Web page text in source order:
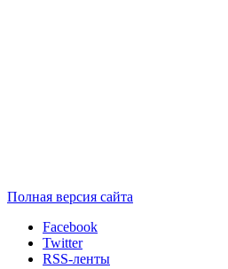
Полная версия сайта
Facebook
Twitter
RSS-ленты